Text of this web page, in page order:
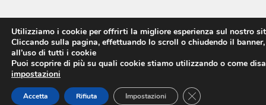
Utilizziamo i cookie per offrirti la migliore esperienza sul nostro
Cliccando sulla pagina, effettuando lo scroll o chiudendo il
all’uso di tutti i cookie
Puoi scoprire di più su quali cookie stiamo utilizzando o come
impostazioni
Accetta Rifiuta Impostazioni CLOSE GDPR